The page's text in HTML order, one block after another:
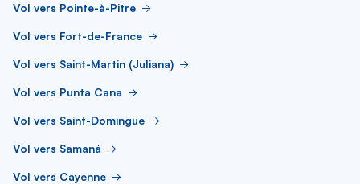
Vol vers Pointe-à-Pitre
Vol vers Fort-de-France
Vol vers Saint-Martin (Juliana)
Vol vers Punta Cana
Vol vers Saint-Domingue
Vol vers Samaná
Vol vers Cayenne